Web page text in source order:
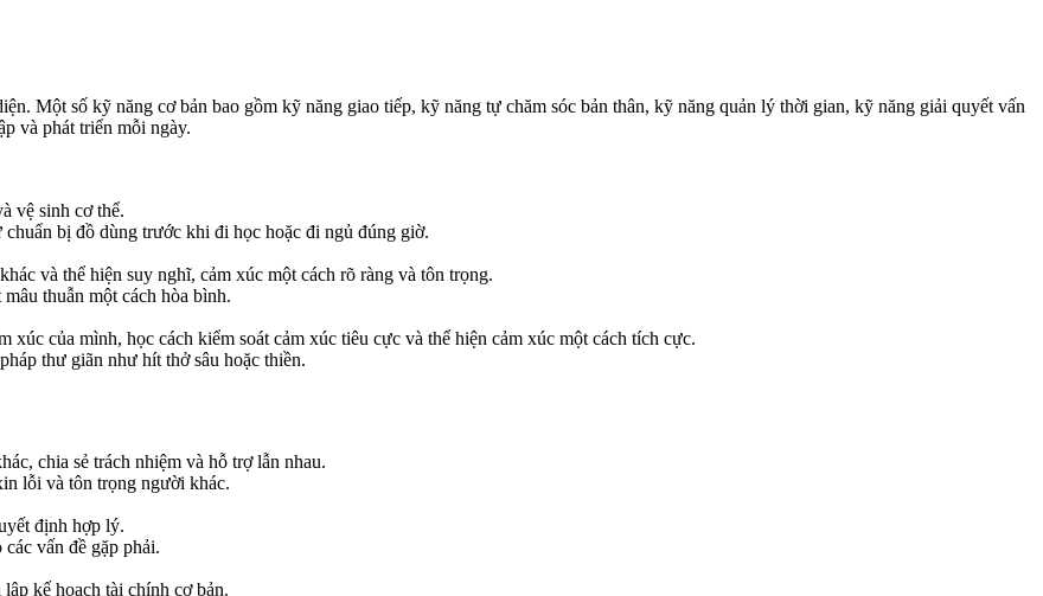
Một số kỹ năng cơ bản bao gồm kỹ năng giao tiếp, kỹ năng tự chăm sóc bản thân, kỹ năng quản lý thời gian, kỹ năng giải quyết vấn
và phát triển mỗi ngày.
vệ sinh cơ thể.
bị đồ dùng trước khi đi học hoặc đi ngủ đúng giờ.
và thể hiện suy nghĩ, cảm xúc một cách rõ ràng và tôn trọng.
thuẫn một cách hòa bình.
xúc của mình, học cách kiểm soát cảm xúc tiêu cực và thể hiện cảm xúc một cách tích cực.
thư giãn như hít thở sâu hoặc thiền.
chia sẻ trách nhiệm và hỗ trợ lẫn nhau.
lỗi và tôn trọng người khác.
định hợp lý.
vấn đề gặp phải.
kế hoạch tài chính cơ bản.